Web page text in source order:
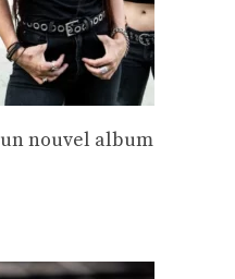
nouvel album